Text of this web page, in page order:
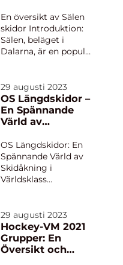
Denna artikel
kommer att utforska
vik...
historisk
genomgång
En översikt av Sälen
skidor Introduktion:
Sälen, beläget i
Dalarna, är en populär
och erbjuder ett brett
utbud av
skidaktiviteter för alla
nivåer av erfarenhet. I
kommer vi att
undersöka vad Sälen...
29 augusti 2023
OS Längdskidor –
En Spännande
Värld av
Världsklass
OS Längdskidor: En
Spännande Värld av
Skidåkning i
Världsklass
de mest populära och
prestigefyllda
sporterna inom
vintersportens värld.
29 augusti 2023
Hockey-VM 2021
Grupper: En
Översikt och